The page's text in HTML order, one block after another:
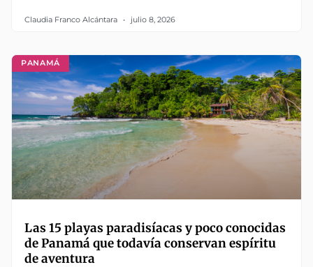
Claudia Franco Alcántara julio 8, 2026
PANAMÁ
Las 15 playas paradisíacas y poco conocidas
de Panamá que todavía conservan espíritu
de aventura